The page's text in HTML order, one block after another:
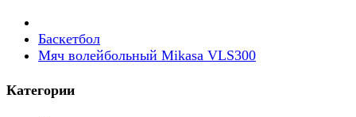
Баскетбол
Мяч волейбольный Mikasa VLS300
Категории